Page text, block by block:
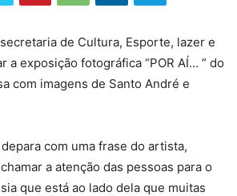
de Cultura, Esporte, lazer e
a exposição fotográfica “POR AÍ… ” do
com imagens de Santo André e
com uma frase do artista,
a atenção das pessoas para o
que está ao lado dela que muitas